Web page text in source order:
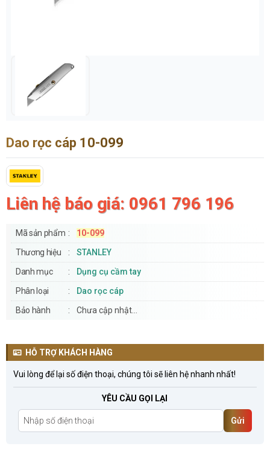
Dao rọc cáp 10-099
Liên hệ báo giá: 0961 796 196
Mã sản phẩm
10-099
Thương hiệu
STANLEY
Danh mục
Dụng cụ cầm tay
Phân loại
Dao rọc cáp
Bảo hành
Chưa cập nhật...
HỖ TRỢ KHÁCH HÀNG
Vui lòng để lại số điện thoại, chúng tôi sẽ liên hệ nhanh nhất!
YÊU CẦU GỌI LẠI
Gửi